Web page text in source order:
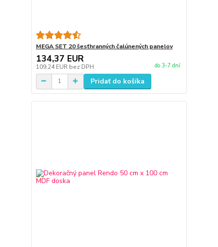
MEGA SET 20 šesťhranných čalúnených panelov
134,37 EUR
109,24 EUR bez DPH do 3-7 dní
Pridať do košíka